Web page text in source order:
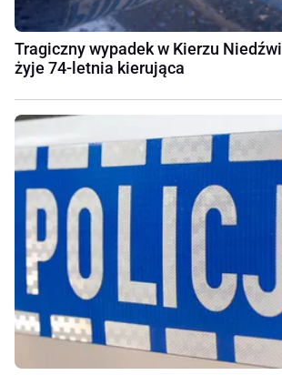
Tragiczny wypadek w Kierzu
żyje 74-letnia kierująca